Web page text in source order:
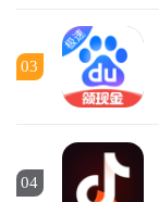
03
04